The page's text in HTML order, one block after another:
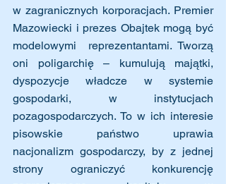
w zagranicznych korporacjach. Premier
Mazowiecki i prezes Obajtek mogą być
modelowymi  reprezentantami. Tworzą
oni poligarchię – kumulują majątki,
dyspozycje władcze w systemie
gospodarki, w instytucjach
pozagospodarczych. To w ich interesie
pisowskie państwo uprawia
nacjonalizm gospodarczy, by z jednej
strony ograniczyć konkurencję